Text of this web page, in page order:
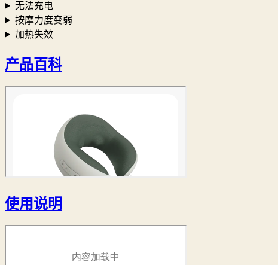
无法充电
按摩力度变弱
加热失效
产品百科
使用说明